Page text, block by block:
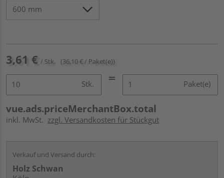
3,61 € / Stk. (36,10 € / Paket(e))
Stk. Paket(e)
vue.ads.priceMerchantBox.total
inkl. MwSt. zzgl. Versandkosten für Stückgut
Verkauf und Versand durch:
Holz Schwan